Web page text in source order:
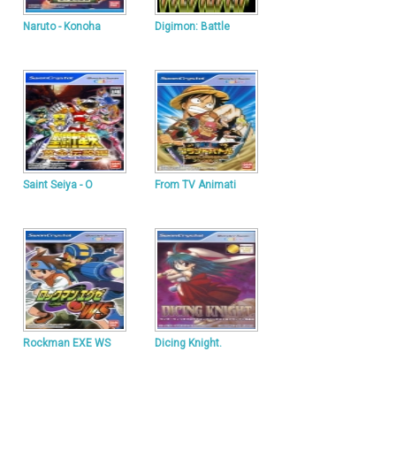
Naruto - Konoha Digimon: Battle
Saint Seiya - O From TV Animati
Rockman EXE WS Dicing Knight.